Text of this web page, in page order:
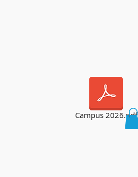
Campus 2026.pdf